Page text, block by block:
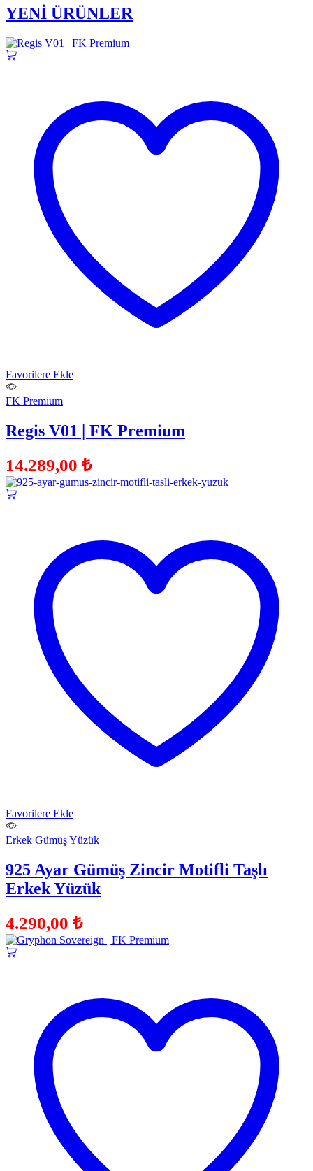
YENİ ÜRÜNLER
Favorilere Ekle
FK Premium
Regis V01 | FK Premium
14.289,00 ₺
Favorilere Ekle
Erkek Gümüş Yüzük
925 Ayar Gümüş Zincir Motifli Taşlı
Erkek Yüzük
4.290,00 ₺